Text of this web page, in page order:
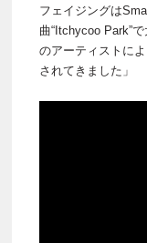
フェイジングは
曲“Itchycoo Park”
のアーティストに
されてきました」